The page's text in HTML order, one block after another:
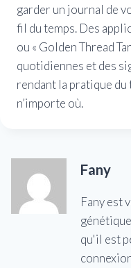
garder un journal de
fil du temps. Des
ou « Golden Thread
quotidiennes et des
rendant la pratique
n’importe où.
Fany
Fany est
qu'il est